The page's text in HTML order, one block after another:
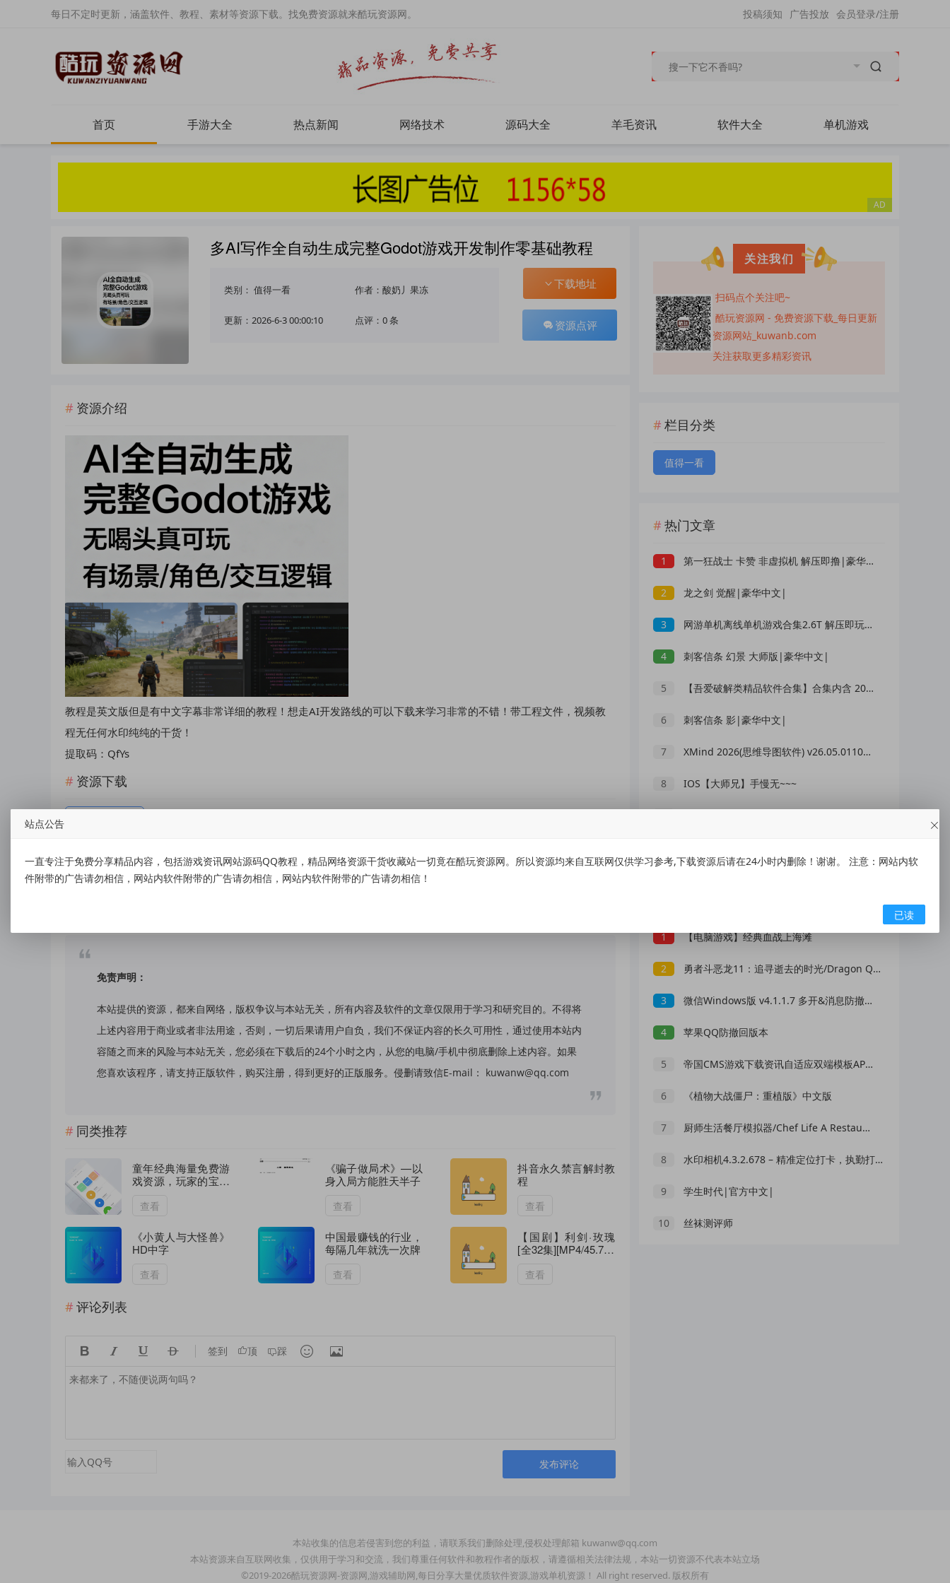
每日不定时更新，涵盖软件、教程、素材等资源下载。找免费资源就来酷玩资源网。 会员登录/注册
广告投放
投稿须知
首页 手游大全 热点新闻 网络技术 源码大全 羊毛资讯 软件大全 单机游戏
多AI写作全自动生成完整Godot游戏开发制作零基础教程
类别： 值得一看 作者：酸奶丿果冻
更新：2026-6-3 00:00:10 点评：0 条
下载地址
资源点评
资源介绍
教程是英文版但是有中文字幕非常详细的教程！想走AI开发路线的可以下载来学习非常的不错！带工程文件，视频教
程无任何水印纯纯的干货！
提取码：QfYs
资源下载
有价值
免责声明：
本站提供的资源，都来自网络，版权争议与本站无关，所有内容及软件的文章仅限用于学习和研究目的。不得将
上述内容用于商业或者非法用途，否则，一切后果请用户自负，我们不保证内容的长久可用性，通过使用本站内
容随之而来的风险与本站无关，您必须在下载后的24个小时之内，从您的电脑/手机中彻底删除上述内容。如果
您喜欢该程序，请支持正版软件，购买注册，得到更好的正版服务。侵删请致信E-mail： kuwanw@qq.com
同类推荐
童年经典海量免费游
戏资源，玩家的宝藏
查看
《骗子做局术》—以
身入局方能胜天半子
查看
抖音永久禁言解封教
程
查看
《小黄人与大怪兽》
HD中字
查看
中国最赚钱的行业，
每隔几年就洗一次牌
查看
【国剧】利剑·玫瑰
[全32集][MP4/45.7G]
2160P][迪丽热巴 金
查看
评论列表
    签到 顶 踩  
发布评论
关注我们
扫码点个关注吧~
酷玩资源网 - 免费资源下载_每日更新
资源网站_kuwanb.com
关注获取更多精彩资讯
栏目分类
值得一看
热门文章
1 第一狂战士 卡赞 非虚拟机 解压即撸|豪华中文|
2 龙之剑 觉醒|豪华中文|
3 网游单机离线单机游戏合集2.6T 解压即玩 网盘下载 一键端免安装免配置
4 刺客信条 幻景 大师版|豪华中文|
5 【吾爱破解类精品软件合集】合集内含 2000 +实用工具 【1.5GB】
6 刺客信条 影|豪华中文|
7 XMind 2026(思维导图软件) v26.05.01105 中文绿色版
8 IOS【大师兄】手慢无~~~
1 【电脑游戏】经典血战上海滩
2 勇者斗恶龙11：追寻逝去的时光/Dragon Quest XI
3 微信Windows版 v4.1.1.7 多开&消息防撤回正式版绿色版x64位（9.20更新）
4 苹果QQ防撤回版本
5 帝国CMS游戏下载资讯自适应双端模板APP应用平台手机软件网站源码
6 《植物大战僵尸：重植版》中文版
7 厨师生活餐厅模拟器/Chef Life A Restaurant Simulator （更新v20.02.2024）
8 水印相机4.3.2.678 – 精准定位打卡，执勤打卡神器！
9 学生时代|官方中文|
10 丝袜测评师
本站收集的信息若侵害到您的利益，请联系我们删除处理,侵权处理邮箱 kuwanw@qq.com
本站资源来自互联网收集，仅供用于学习和交流，我们尊重任何软件和教程作者的版权，请遵循相关法律法规，本站一切资源不代表本站立场
©2019-2026酷玩资源网-资源网,游戏辅助网,每日分享大量优质软件资源,游戏单机资源！ All right reserved. 版权所有
站点公告
一直专注于免费分享精品内容，包括游戏资讯网站源码QQ教程，精品网络资源干货收藏站一切竟在酷玩资源网。所以资源均来自互联网仅供学习参考,下载资源后请在24小时内删除！谢谢。 注意：网站内软
件附带的广告请勿相信，网站内软件附带的广告请勿相信，网站内软件附带的广告请勿相信！
已读